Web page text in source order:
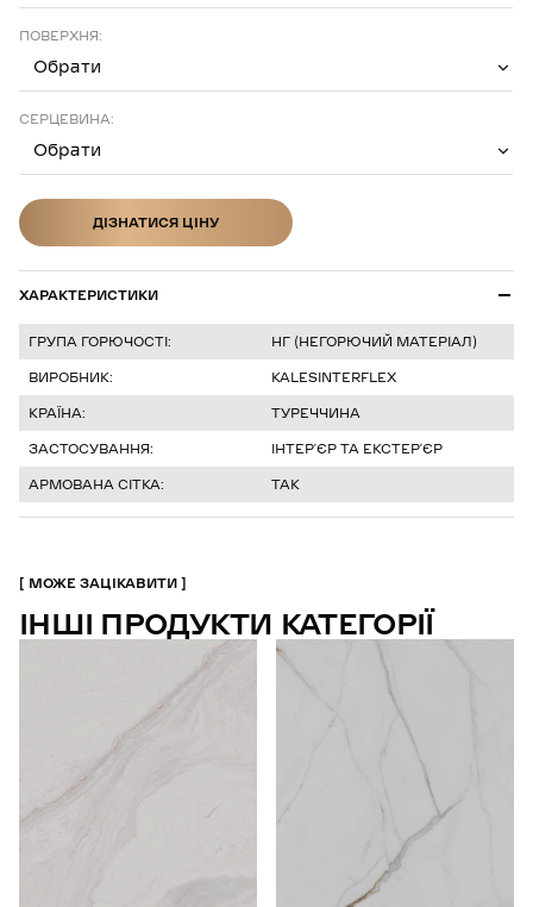
ПОВЕРХНЯ:
Обрати
СЕРЦЕВИНА:
Обрати
ДІЗНАТИСЯ ЦІНУ
ХАРАКТЕРИСТИКИ
ГРУПА ГОРЮЧОСТІ:
НГ (НЕГОРЮЧИЙ МАТЕРІАЛ)
ВИРОБНИК:
KALESINTERFLEX
КРАЇНА:
ТУРЕЧЧИНА
ЗАСТОСУВАННЯ:
ІНТЕРʼЄР ТА ЕКСТЕРʼЄР
АРМОВАНА СІТКА:
ТАК
МОЖЕ ЗАЦІКАВИТИ
ІНШІ ПРОДУКТИ КАТЕГОРІЇ